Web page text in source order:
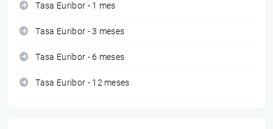
Tasa Euribor - 1 mes
Tasa Euribor - 3 meses
Tasa Euribor - 6 meses
Tasa Euribor - 12 meses